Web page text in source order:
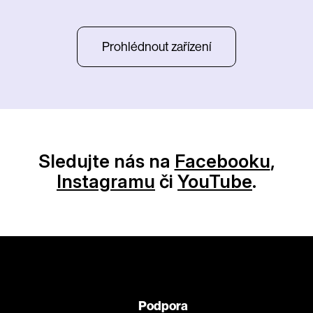
Prohlédnout zařízení
Sledujte nás na Facebooku,
Instagramu či YouTube.
Podpora